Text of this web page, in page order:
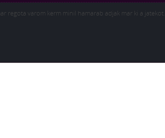
regota varom kerm minil hamarab adjak mar ki a jatekot.